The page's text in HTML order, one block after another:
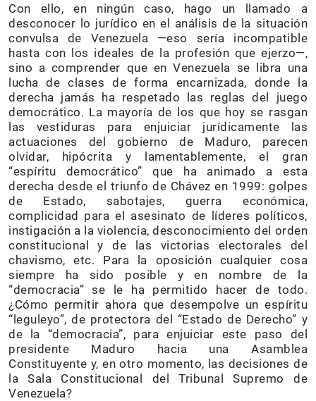
Con ello, en ningún caso, hago un llamado a
desconocer lo jurídico en el análisis de la situación
convulsa de Venezuela —eso sería incompatible
hasta con los ideales de la profesión que ejerzo—,
sino a comprender que en Venezuela se libra una
lucha de clases de forma encarnizada, donde la
derecha jamás ha respetado las reglas del juego
democrático. La mayoría de los que hoy se rasgan
las vestiduras para enjuiciar jurídicamente las
actuaciones del gobierno de Maduro, parecen
olvidar, hipócrita y lamentablemente, el gran
“espíritu democrático” que ha animado a esta
derecha desde el triunfo de Chávez en 1999: golpes
de Estado, sabotajes, guerra económica,
complicidad para el asesinato de líderes políticos,
instigación a la violencia, desconocimiento del orden
constitucional y de las victorias electorales del
chavismo, etc. Para la oposición cualquier cosa
siempre ha sido posible y en nombre de la
“democracia” se le ha permitido hacer de todo.
¿Cómo permitir ahora que desempolve un espíritu
“leguleyo”, de protectora del “Estado de Derecho” y
de la “democracia”, para enjuiciar este paso del
presidente Maduro hacia una Asamblea
Constituyente y, en otro momento, las decisiones de
la Sala Constitucional del Tribunal Supremo de
Venezuela?